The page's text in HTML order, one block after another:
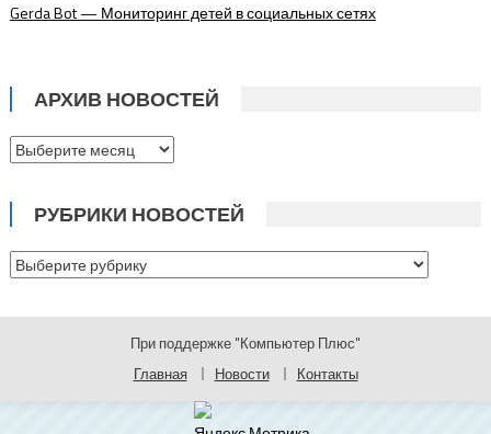
Gerda Bot — Мониторинг детей в социальных сетях
АРХИВ НОВОСТЕЙ
Архив
РУБРИКИ НОВОСТЕЙ
Рубрики
При поддержке "Компьютер Плюс"
Главная
Новости Контакты